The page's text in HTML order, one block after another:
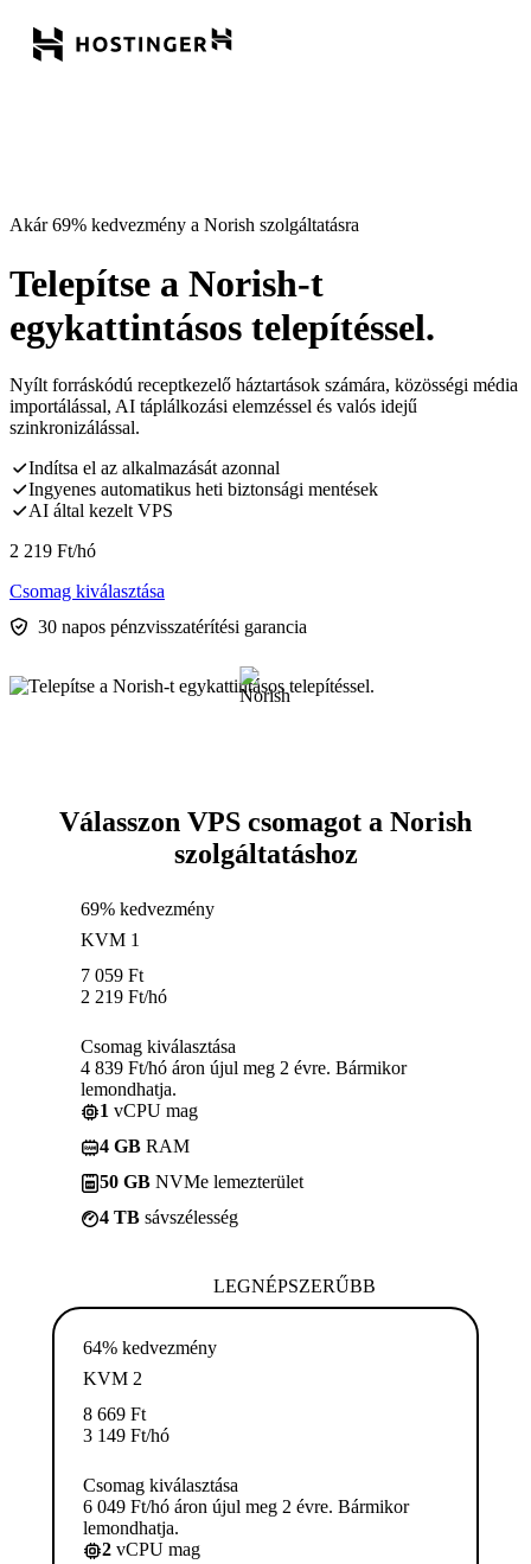
Akár 69% kedvezmény a Norish szolgáltatásra
Telepítse a Norish-t
egykattintásos telepítéssel.
Nyílt forráskódú receptkezelő háztartások számára, közösségi média
importálással, AI táplálkozási elemzéssel és valós idejű
szinkronizálással.
Indítsa el az alkalmazását azonnal
Ingyenes automatikus heti biztonsági mentések
AI által kezelt VPS
2 219 Ft/hó
Csomag kiválasztása
30 napos pénzvisszatérítési garancia
Válasszon VPS csomagot a Norish
szolgáltatáshoz
69% kedvezmény
KVM 1
7 059 Ft
2 219 Ft/hó
Csomag kiválasztása
4 839 Ft/hó áron újul meg 2 évre. Bármikor
lemondhatja.
1 vCPU mag
4 GB RAM
50 GB NVMe lemezterület
4 TB sávszélesség
LEGNÉPSZERŰBB
64% kedvezmény
KVM 2
8 669 Ft
3 149 Ft/hó
Csomag kiválasztása
6 049 Ft/hó áron újul meg 2 évre. Bármikor
lemondhatja.
2 vCPU mag